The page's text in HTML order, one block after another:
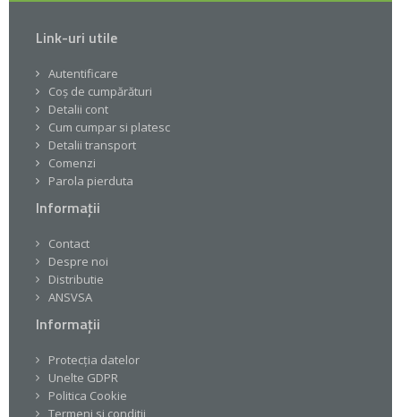
Link-uri utile
Autentificare
Coș de cumpărături
Detalii cont
Cum cumpar si platesc
Detalii transport
Comenzi
Parola pierduta
Informații
Contact
Despre noi
Distributie
ANSVSA
Informații
Protecția datelor
Unelte GDPR
Politica Cookie
Termeni si conditii